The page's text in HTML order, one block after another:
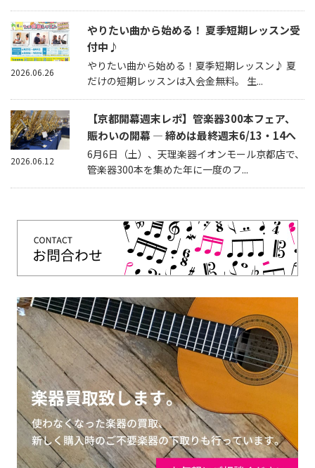
やりたい曲から始める！ 夏季短期レッスン受
付中♪
やりたい曲から始める！夏季短期レッスン♪ 夏
だけの短期レッスンは入会金無料。 生...
2026.06.26
【京都開幕週末レポ】管楽器300本フェア、
賑わいの開幕 — 締めは最終週末6/13・14へ
6月6日（土）、天理楽器イオンモール京都店で、
管楽器300本を集めた年に一度のフ...
2026.06.12